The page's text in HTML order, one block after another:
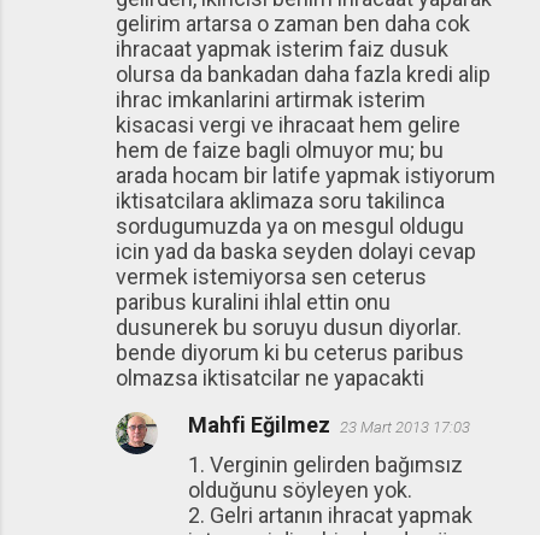
gelirim artarsa o zaman ben daha cok
ihracaat yapmak isterim faiz dusuk
olursa da bankadan daha fazla kredi alip
ihrac imkanlarini artirmak isterim
kisacasi vergi ve ihracaat hem gelire
hem de faize bagli olmuyor mu; bu
arada hocam bir latife yapmak istiyorum
iktisatcilara aklimaza soru takilinca
sordugumuzda ya on mesgul oldugu
icin yad da baska seyden dolayi cevap
vermek istemiyorsa sen ceterus
paribus kuralini ihlal ettin onu
dusunerek bu soruyu dusun diyorlar.
bende diyorum ki bu ceterus paribus
olmazsa iktisatcilar ne yapacakti
Mahfi Eğilmez 23 Mart 2013 17:03
1. Verginin gelirden bağımsız
olduğunu söyleyen yok.
2. Gelri artanın ihracat yapmak